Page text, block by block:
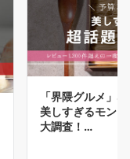
「界隈グルメ」
美しすぎるモン
大調査！…